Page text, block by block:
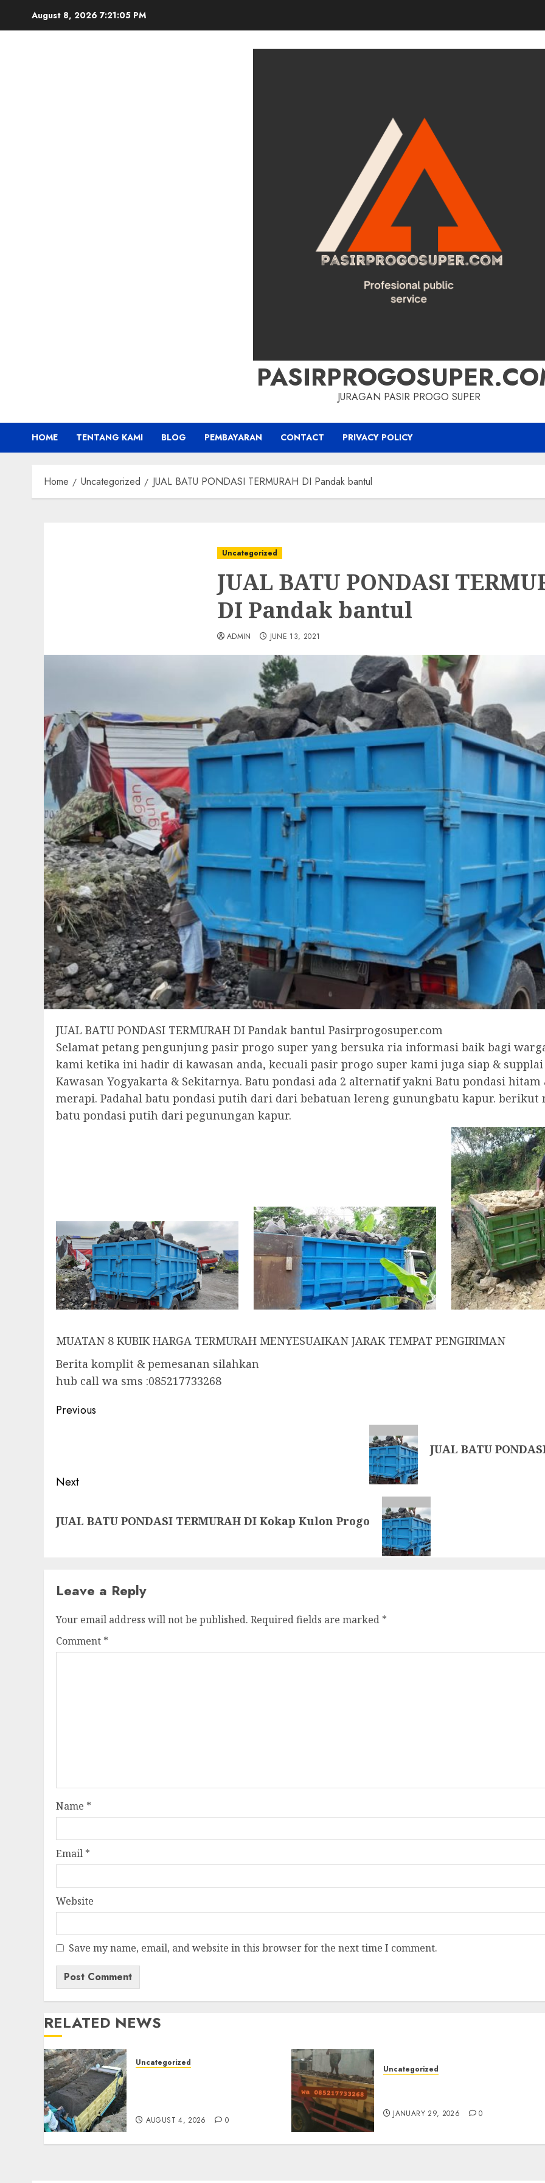
August 8, 2026 7:21:06 PM
JURAGAN PASIR PROGO SUPER
HOME TENTANG KAMI BLOG PEMBAYARAN CONTACT PRIVACY POLICY
Home Uncategorized JUAL BATU PONDASI TERMURAH DI Pandak bantul
Uncategorized
JUAL BATU PONDASI
DI Pandak bantul
ADMIN JUNE 13, 2021
JUAL BATU PONDASI TERMURAH DI Pandak bantul Pasirprogosuper.com
Selamat petang pengunjung pasir progo super yang bersuka ria informasi baik bagi
kami ketika ini hadir di kawasan anda, kecuali pasir progo super kami juga siap &
Kawasan Yogyakarta & Sekitarnya. Batu pondasi ada 2 alternatif yakni Batu pondasi
merapi. Padahal batu pondasi putih dari dari bebatuan lereng gunungbatu kapur.
batu pondasi putih dari pegunungan kapur.
MUATAN 8 KUBIK HARGA TERMURAH MENYESUAIKAN JARAK TEMPAT PENGIRIMAN
Berita komplit & pemesanan silahkan
hub call wa sms :085217733268
Post
Previous
JUAL BATU
Next
post:
JUAL BATU PONDASI TERMURAH DI Kokap Kulon Progo
Leave a Reply
Your email address will not be published. Required fields are marked *
Comment *
Name *
Email *
Website
Save my name, email, and website in this browser for the next time I comment.
RELATED NEWS
Uncategorized
AUGUST 4, 2026 0
Uncategorized
JANUARY 29, 2026 0